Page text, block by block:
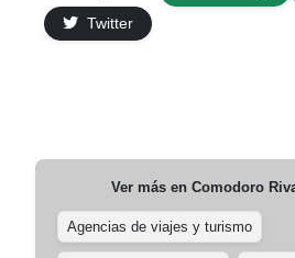
Twitter
Ver más en Comodoro
Agencias de viajes y turismo